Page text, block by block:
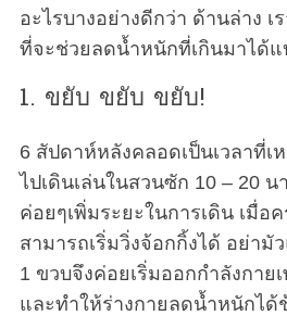
อะไรบางอย่างดีกว่า ด้านล่าง
ที่จะช่วยลดน้ำหนักที่เกินมาได้แ
1. ขยับ ขยับ ขยับ!
6 สัปดาห์หลังคลอดเป็นเวลาที่เ
ไปเดินเล่นในสวนซัก 10 – 20
ค่อยๆเพิ่มระยะในการเดิน เมื่อ
สามารถเริ่มวิ่งจ้อกกิ้งได้ อย่า
1 ขวบจึงค่อยเริ่มออกกำลังกาย
และทำให้ร่างกายลดน้ำหนักได้